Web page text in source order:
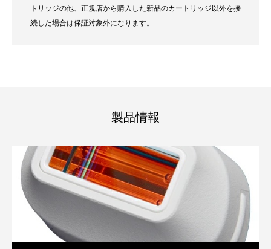
トリッジの他、正規店から購入した新品のカートリッジ以外を接
続した場合は保証対象外になります。
製品情報